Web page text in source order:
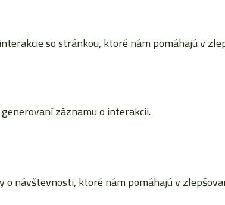
so stránkou, ktoré nám pomáhajú v
záznamu o interakcii.
návštevnosti, ktoré nám pomáhajú v